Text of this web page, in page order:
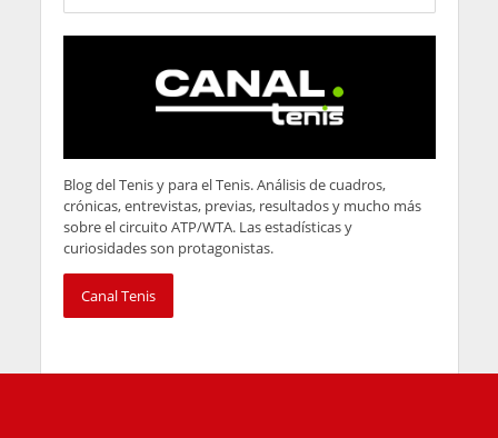
Blog del Tenis y para el Tenis. Análisis de cuadros,
crónicas, entrevistas, previas, resultados y mucho más
sobre el circuito ATP/WTA. Las estadísticas y
curiosidades son protagonistas.
Canal Tenis